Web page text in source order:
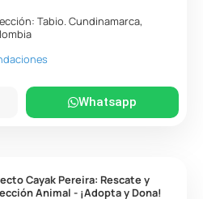
Tabio.Cundinamarca,
Whatsapp
Cayak Pereira: Rescate y
Animal - ¡Adopta y Dona!